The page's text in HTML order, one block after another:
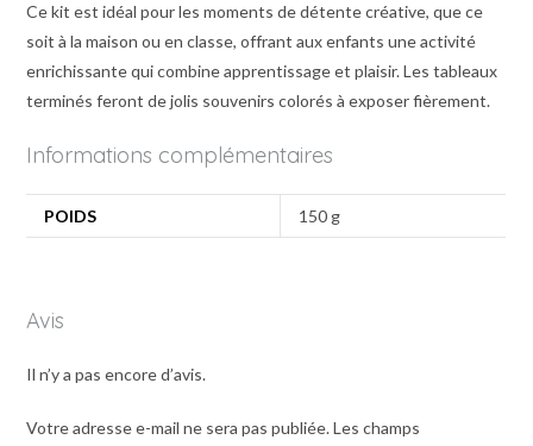
Ce kit est idéal pour les moments de détente créative, que ce
soit à la maison ou en classe, offrant aux enfants une activité
enrichissante qui combine apprentissage et plaisir. Les tableaux
terminés feront de jolis souvenirs colorés à exposer fièrement.
Informations complémentaires
POIDS 150 g
Avis
Il n’y a pas encore d’avis.
Votre adresse e-mail ne sera pas publiée. Les champs